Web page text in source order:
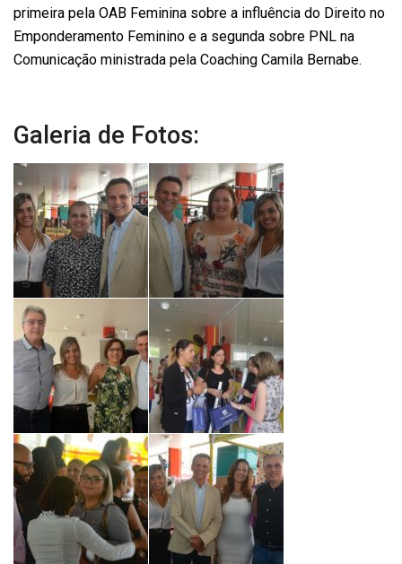
primeira pela OAB Feminina sobre a influência do Direito no
Emponderamento Feminino e a segunda sobre PNL na
Comunicação ministrada pela Coaching Camila Bernabe.
Galeria de Fotos: